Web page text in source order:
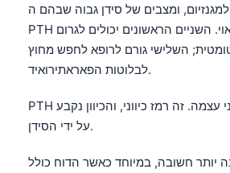
ומצבים של סידן גבוה שבהם ה-
PTH מדוכא כראוי. השניים הראשונים יכולים לגרום
השלישי גורם לרופא לחפש מחוץ
לבלוטות הפאראתירואיד.
PTH נמוך אינו אבחנה בפני עצמה. זה רמז כיווני, והכיוון נקבע
על ידי הסידן.
חשובה, במיוחד כאשר הדוח כולל